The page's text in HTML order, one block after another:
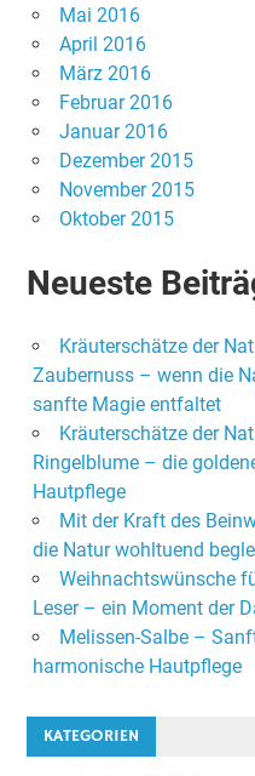
Mai 2016
April 2016
März 2016
Februar 2016
Januar 2016
Dezember 2015
November 2015
Oktober 2015
Neueste
Kräuterschätze der
Zaubernuss – wenn die
sanfte Magie entfaltet
Kräuterschätze der
Ringelblume – die
Hautpflege
Mit der Kraft des
die Natur wohltuend
Weihnachtswünsche
Leser – ein Moment der
Melissen-Salbe –
harmonische Hautpflege
KATEGORIEN